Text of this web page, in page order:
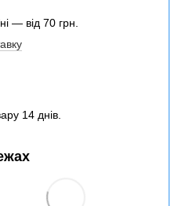
— від 70 грн.
14 днів.